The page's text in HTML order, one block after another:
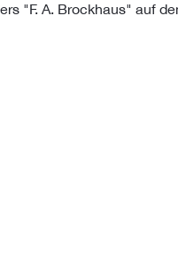
"F. A. Brockhaus" auf